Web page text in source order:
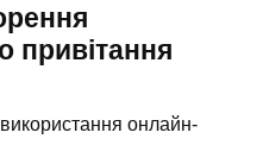
привітання
онлайн-